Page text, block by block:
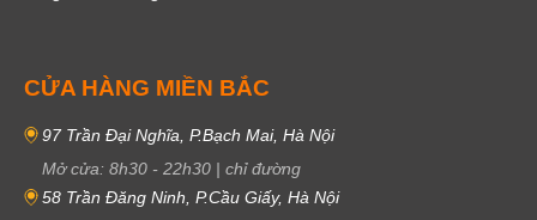
CỬA HÀNG MIỀN BẮC
97 Trần Đại Nghĩa, P.Bạch Mai, Hà Nội
Mở cửa: 8h30 - 22h30 | chỉ đường
58 Trần Đăng Ninh, P.Cầu Giấy, Hà Nội